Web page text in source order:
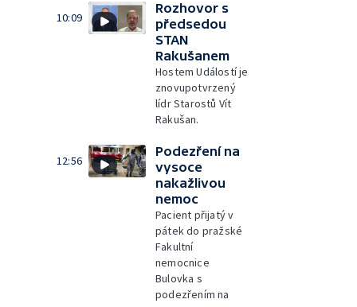
10:09
Rozhovor s
předsedou
STAN
Rakušanem
Hostem Událostí je
znovupotvrzený
lídr Starostů Vít
Rakušan.
12:56
Podezření na
vysoce
nakažlivou
nemoc
Pacient přijatý v
pátek do pražské
Fakultní
nemocnice
Bulovka s
podezřením na